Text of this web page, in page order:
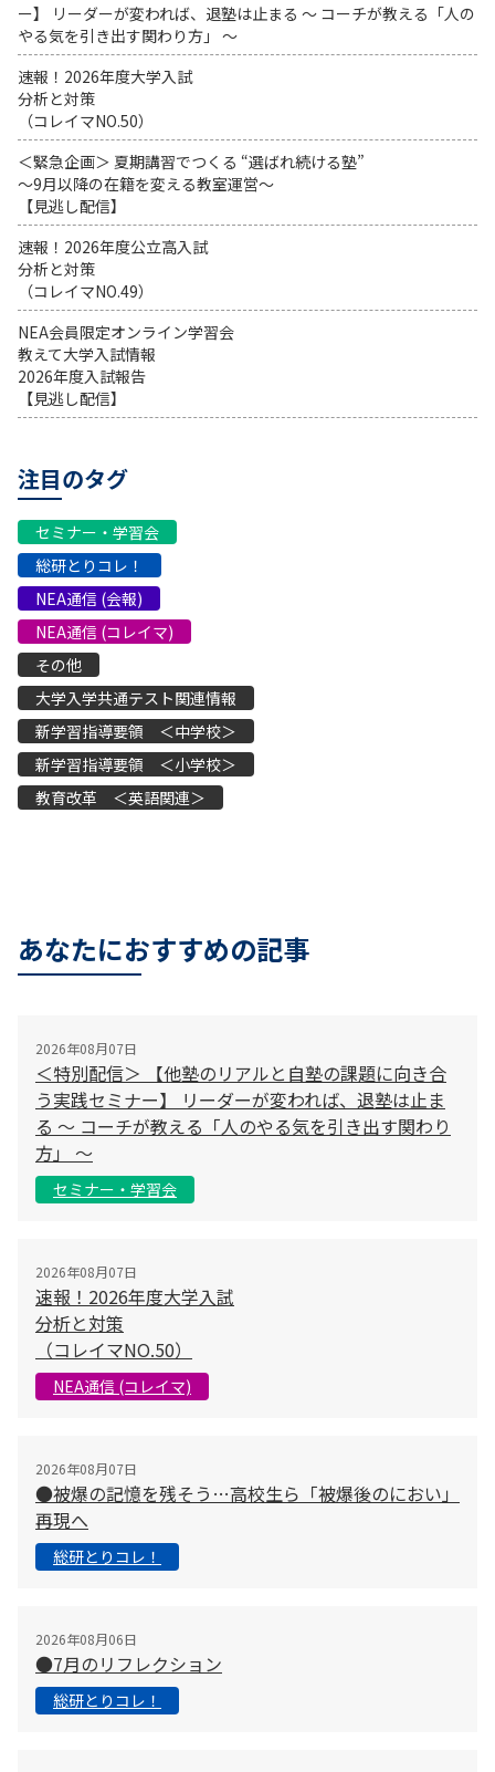
ー】 リーダーが変われば、退塾は止まる 〜 コーチが教える「人の
やる気を引き出す関わり方」 〜
速報！2026年度大学入試
分析と対策
（コレイマNO.50）
＜緊急企画＞ 夏期講習でつくる “選ばれ続ける塾”
～9月以降の在籍を変える教室運営～
【見逃し配信】
速報！2026年度公立高入試
分析と対策
（コレイマNO.49）
NEA会員限定オンライン学習会
教えて大学入試情報
2026年度入試報告
【見逃し配信】
注目のタグ
セミナー・学習会
総研とりコレ！
NEA通信 (会報)
NEA通信 (コレイマ)
その他
大学入学共通テスト関連情報
新学習指導要領 ＜中学校＞
新学習指導要領 ＜小学校＞
教育改革 ＜英語関連＞
あなたにおすすめの記事
2026年08月07日
＜特別配信＞ 【他塾のリアルと自塾の課題に向き合
う実践セミナー】 リーダーが変われば、退塾は止ま
る 〜 コーチが教える「人のやる気を引き出す関わり
方」 〜
セミナー・学習会
2026年08月07日
速報！2026年度大学入試
分析と対策
（コレイマNO.50）
NEA通信 (コレイマ)
2026年08月07日
●被爆の記憶を残そう…高校生ら「被爆後のにおい」
再現へ
総研とりコレ！
2026年08月06日
●7月のリフレクション
総研とりコレ！